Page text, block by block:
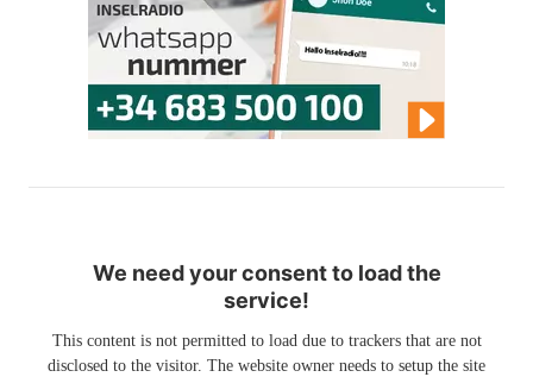
We need your consent to load the
service!
This content is not permitted to load due to trackers that are not
disclosed to the visitor. The website owner needs to setup the site